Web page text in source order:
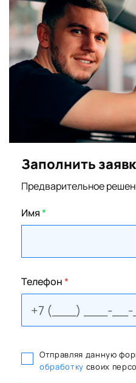
Заполнить
Предварительное
Имя*
Телефон*
Отправляя данную
обработку своих